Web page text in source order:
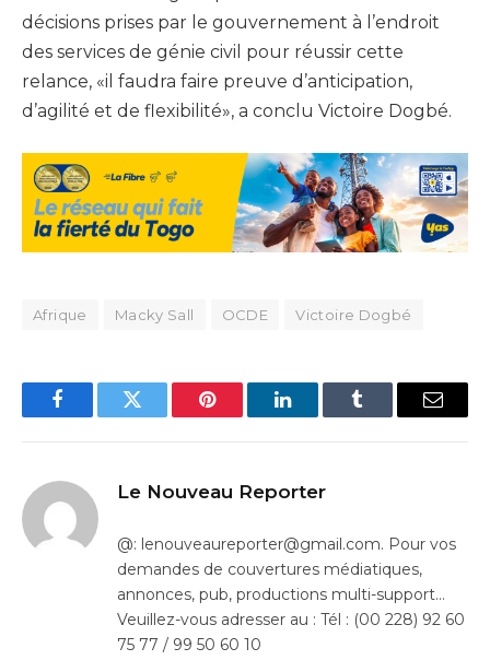
décisions prises par le gouvernement à l’endroit
des services de génie civil pour réussir cette
relance, «il faudra faire preuve d’anticipation,
d’agilité et de flexibilité», a conclu Victoire Dogbé.
Afrique Macky Sall OCDE Victoire Dogbé
FacebookTwitter Pinterest LinkedInTumblr Email
Le Nouveau Reporter
@: lenouveaureporter@gmail.com. Pour vos
demandes de couvertures médiatiques,
annonces, pub, productions multi-support…
Veuillez-vous adresser au : Tél : (00 228) 92 60
75 77 / 99 50 60 10